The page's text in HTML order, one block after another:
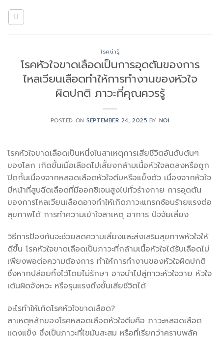
โรคน่ารู้
โรคหัวใจขาดเลือดเป็นการอุดตันของการ
ไหลเวียนเลือดทำให้การทำงานของหัวใจ
ผิดปกติ ภาวะที่คุณควรรู้
POSTED ONSEPTEMBER 24, 2025 BY NOI
โรคหัวใจขาดเลือดเป็นหนึ่งในสาเหตุการเสียชีวิตอันดับต้นๆ
ของโลก เกิดขึ้นเมื่อเลือดไปเลี้ยงกล้ามเนื้อหัวใจลดลงหรือถูก
ปิดกั้นเนื่องจากหลอดเลือดหัวใจตีบหรือแข็งตัว เนื่องจากหัวใจ
มีหน้าที่สูบฉีดเลือดที่มีออกซิเจนสูงไปทั่วร่างกาย การอุดตัน
ของการไหลเวียนเลือดอาจทำให้เกิดภาวะแทรกซ้อนร้ายแรงต่อ
สุขภาพได้ การทำความเข้าใจสาเหตุ อาการ ปัจจัยเสี่ยง
วิธีการป้องกันจะช่วยลดความเสี่ยงและส่งเสริมสุขภาพหัวใจให้
ดีขึ้น โรคหัวใจขาดเลือดเป็นภาวะที่กล้ามเนื้อหัวใจได้รับเลือดไม่
เพียงพอต่อความต้องการ ทำให้การทำงานของหัวใจผิดปกติ
ซึ่งหากปล่อยทิ้งไว้โดยไม่รักษา อาจนำไปสู่ภาวะหัวใจวาย หัวใจ
เต้นผิดจังหวะ หรือรุนแรงถึงขั้นเสียชีวิตได้
อะไรทำให้เกิดโรคหัวใจขาดเลือด?
สาเหตุหลักของโรคหลอดเลือดหัวใจตีบคือ ภาวะหลอดเลือด
แดงแข็ง ซึ่งเป็นภาวะที่ไขมันสะสม หรือที่เรียกว่าคราบพลัค